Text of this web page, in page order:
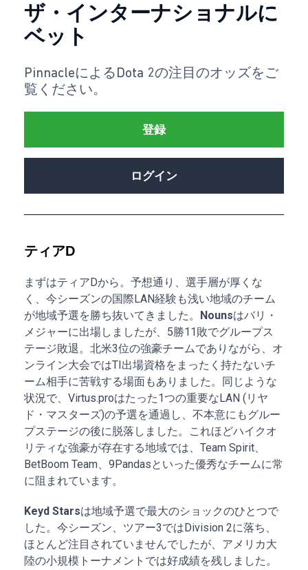
ザ・インターナショナルに
ベット
PinnacleによるDota 2の注目のオッズをご
覧ください。
登録
ログイン
ティアD
まずはティアDから。予想通り、選手層が厚くな
く、今シーズンの国際LAN経験も浅い地域のチーム
が地域予選を勝ち抜いてきました。 Nounsはバリ・
メジャーに出場しましたが、5勝11敗でグループス
テージ敗退。北米3位の強豪チームでありながら、オ
ンライン大会ではTI出場資格をまったく持たないチ
ーム相手に苦戦する場面もありました。同じような
状況で、Virtus.proはたった1つの重要なLAN (リヤ
ド・マスターズ)の予選を通過し、不本意にもグルー
プステージの後に脱落しました。これほどハイクオ
リティな強豪が存在する地域では、Team Spirit、
BetBoom Team、9Pandasといった優秀なチームに常
に阻まれています。
Keyd Starsは地域予選で最大のショックのひとつで
した。今シーズン、ツアー3ではDivision 2に落ち、
ほとんど注目されていませんでしたが、アメリカ大
陸の小規模トーナメントでは好成績を残しました。